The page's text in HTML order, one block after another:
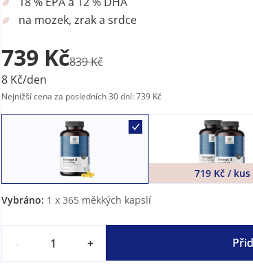
na mozek, zrak a srdce
739 Kč839 Kč
8 Kč/den
Nejnižší cena za posledních 30 dní: 739 Kč
719 Kč / kus
Vybráno: 1 x 365 měkkých kapslí
+